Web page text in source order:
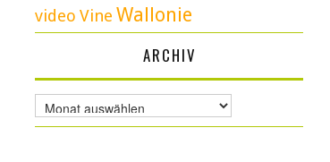
video Vine Wallonie
ARCHIV
Archiv